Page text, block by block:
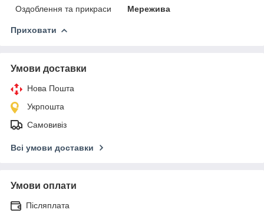
Оздоблення та прикраси
Мережива
Приховати
Умови доставки
Нова Пошта
Укрпошта
Самовивіз
Всі умови доставки
Умови оплати
Післяплата